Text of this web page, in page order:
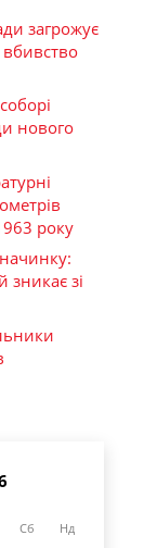
загрожує
вбивство
нового
року
зникає зі
Сб Нд